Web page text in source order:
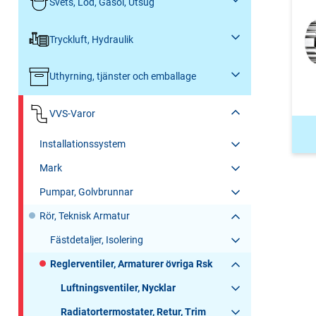
Tryckluft, Hydraulik
Uthyrning, tjänster och emballage
VVS-Varor
Installationssystem
Mark
Pumpar, Golvbrunnar
Rör, Teknisk Armatur
Fästdetaljer, Isolering
Reglerventiler, Armaturer övriga Rsk
Luftningsventiler, Nycklar
Radiatortermostater, Retur, Trim